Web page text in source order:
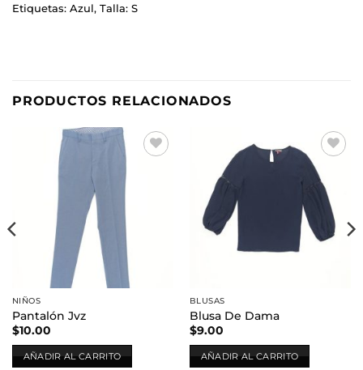
Etiquetas: Azul, Talla: S
PRODUCTOS RELACIONADOS
NIÑOS
Pantalón Jvz
$10.00
AÑADIR AL CARRITO
Añadir
a la
lista de
deseos
BLUSAS
Blusa De Dama
$9.00
AÑADIR AL CARRITO